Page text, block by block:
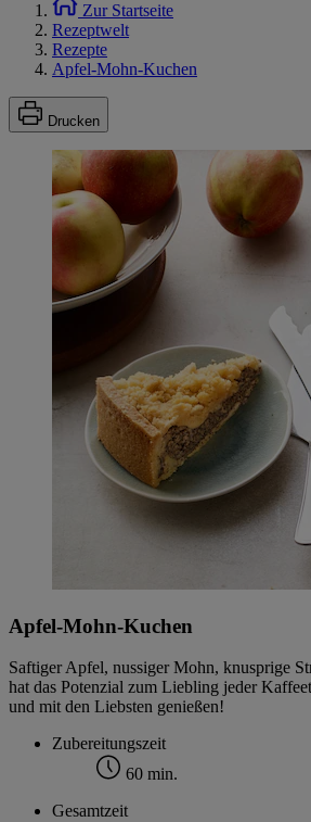
Zur Startseite
Rezeptwelt
Rezepte
Apfel-Mohn-Kuchen
Drucken
Apfel-Mohn-Kuchen
Saftiger Apfel, nussiger Mohn, knusprige
hat das Potenzial zum Liebling jeder
und mit den Liebsten genießen!
Zubereitungszeit
60 min.
Gesamtzeit